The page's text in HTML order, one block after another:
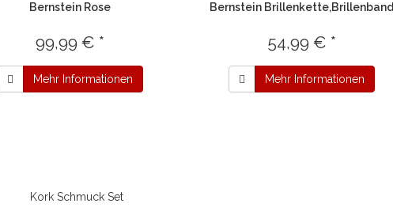
Bernstein Rose
99,99 € *
Mehr Informationen
Bernstein Brillenkette,Brillenband
54,99 € *
Mehr Informationen